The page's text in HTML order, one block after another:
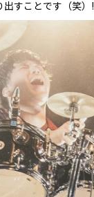
出すことです（笑）!